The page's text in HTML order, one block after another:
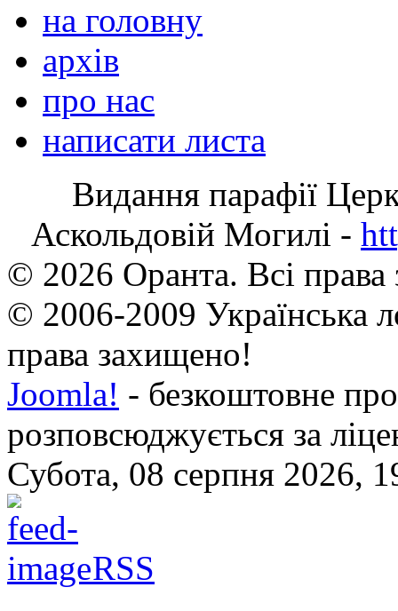
на головну
архів
про нас
написати листа
Видання парафії
Аскольдовій Могилі -
© 2026 Оранта. Всі
© 2006-2009 Українська
права захищено!
Joomla! - безкоштовне
розповсюджується за
Субота, 08 серпня 2026,
RSS